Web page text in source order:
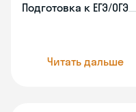
Подготовка к ЕГЭ/ОГЭ
Читать дальше